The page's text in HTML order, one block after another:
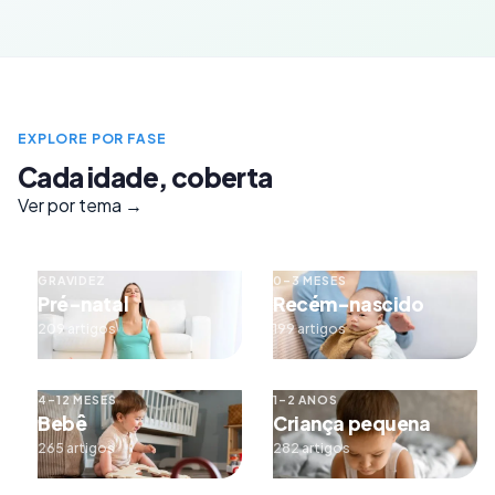
EXPLORE POR FASE
Cada idade, coberta
Ver por tema →
GRAVIDEZ
Pré-natal
209 artigos
0–3 MESES
Recém-nascido
199 artigos
4–12 MESES
Bebê
265 artigos
1–2 ANOS
Criança pequena
282 artigos